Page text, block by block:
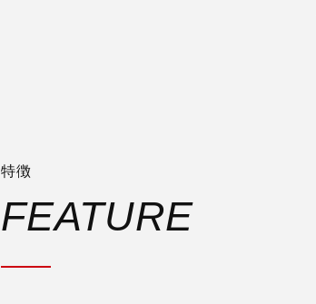
特徴
FEATURE